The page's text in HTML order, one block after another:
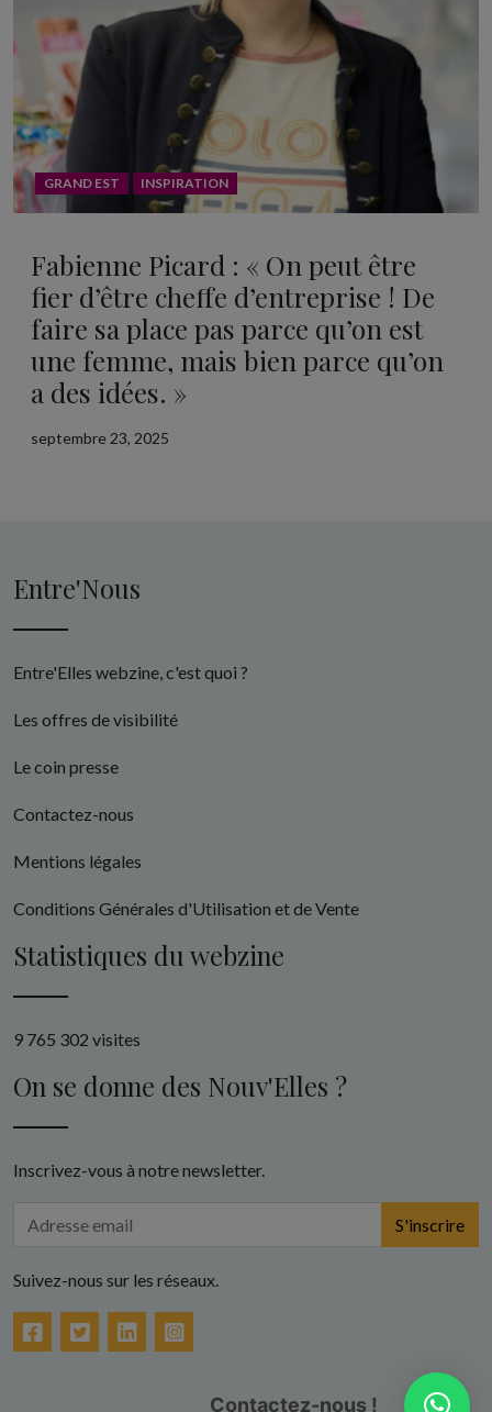
GRAND EST INSPIRATION
Fabienne Picard : « On peut être
fier d’être cheffe d’entreprise ! De
faire sa place pas parce qu’on est
une femme, mais bien parce qu’on
a des idées. »
septembre 23, 2025
Entre'Nous
Entre'Elles webzine, c'est quoi ?
Les offres de visibilité
Le coin presse
Contactez-nous
Mentions légales
Conditions Générales d'Utilisation et de Vente
Statistiques du webzine
9 765 302 visites
On se donne des Nouv'Elles ?
Inscrivez-vous à notre newsletter.
S'inscrire
Suivez-nous sur les réseaux.
FacebookTwitterLinkedIn
Contactez-nous !